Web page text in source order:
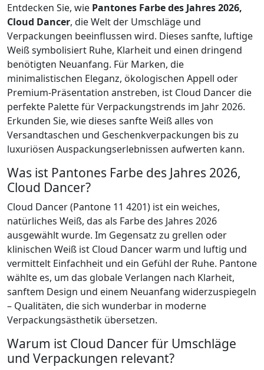
Entdecken Sie, wie Pantones Farbe des Jahres 2026,
Cloud Dancer, die Welt der Umschläge und
Verpackungen beeinflussen wird. Dieses sanfte, luftige
Weiß symbolisiert Ruhe, Klarheit und einen dringend
benötigten Neuanfang. Für Marken, die
minimalistischen Eleganz, ökologischen Appell oder
Premium-Präsentation anstreben, ist Cloud Dancer die
perfekte Palette für Verpackungstrends im Jahr 2026.
Erkunden Sie, wie dieses sanfte Weiß alles von
Versandtaschen und Geschenkverpackungen bis zu
luxuriösen Auspackungserlebnissen aufwerten kann.
Was ist Pantones Farbe des Jahres 2026,
Cloud Dancer?
Cloud Dancer (Pantone 11 4201) ist ein weiches,
natürliches Weiß, das als Farbe des Jahres 2026
ausgewählt wurde. Im Gegensatz zu grellen oder
klinischen Weiß ist Cloud Dancer warm und luftig und
vermittelt Einfachheit und ein Gefühl der Ruhe. Pantone
wählte es, um das globale Verlangen nach Klarheit,
sanftem Design und einem Neuanfang widerzuspiegeln
– Qualitäten, die sich wunderbar in moderne
Verpackungsästhetik übersetzen.
Warum ist Cloud Dancer für Umschläge
und Verpackungen relevant?